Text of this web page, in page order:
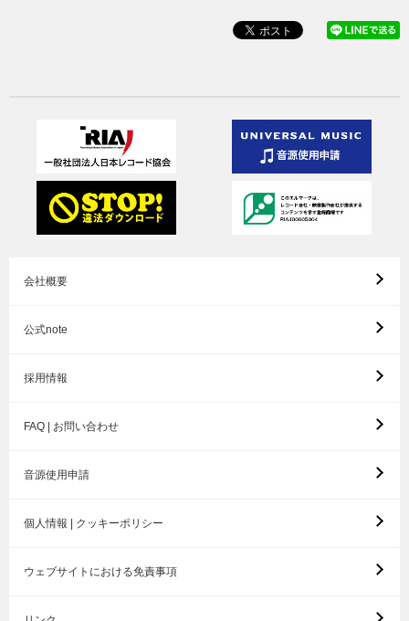
会社概要
公式note
採用情報
FAQ | お問い合わせ
音源使用申請
個人情報 | クッキーポリシー
ウェブサイトにおける免責事項